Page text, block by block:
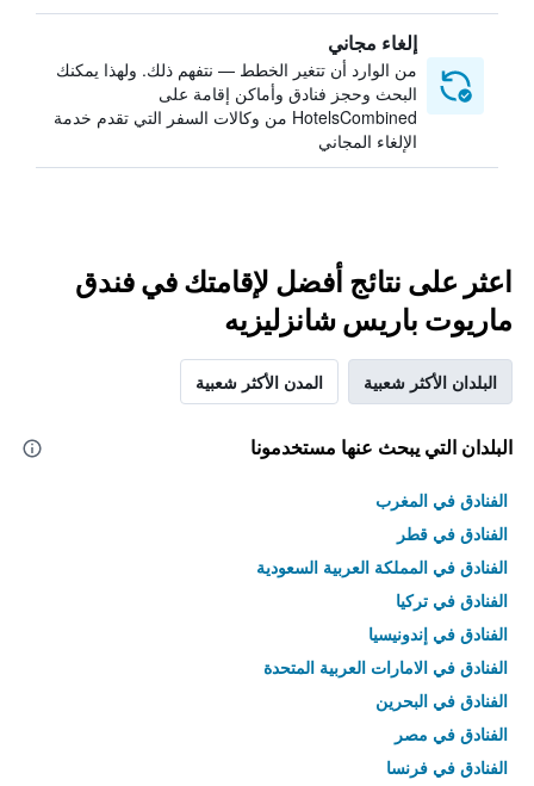
إلغاء مجاني
من الوارد أن تتغير الخطط — نتفهم ذلك. ولهذا يمكنك
البحث وحجز فنادق وأماكن إقامة على
HotelsCombined من وكالات السفر التي تقدم خدمة
الإلغاء المجاني
اعثر على نتائج أفضل لإقامتك في فندق
ماريوت باريس شانزليزيه
البلدان الأكثر شعبية المدن الأكثر شعبية
البلدان التي يبحث عنها مستخدمونا
الفنادق في المغرب
الفنادق في قطر
الفنادق في المملكة العربية السعودية
الفنادق في تركيا
الفنادق في إندونيسيا
الفنادق في الامارات العربية المتحدة
الفنادق في البحرين
الفنادق في مصر
الفنادق في فرنسا